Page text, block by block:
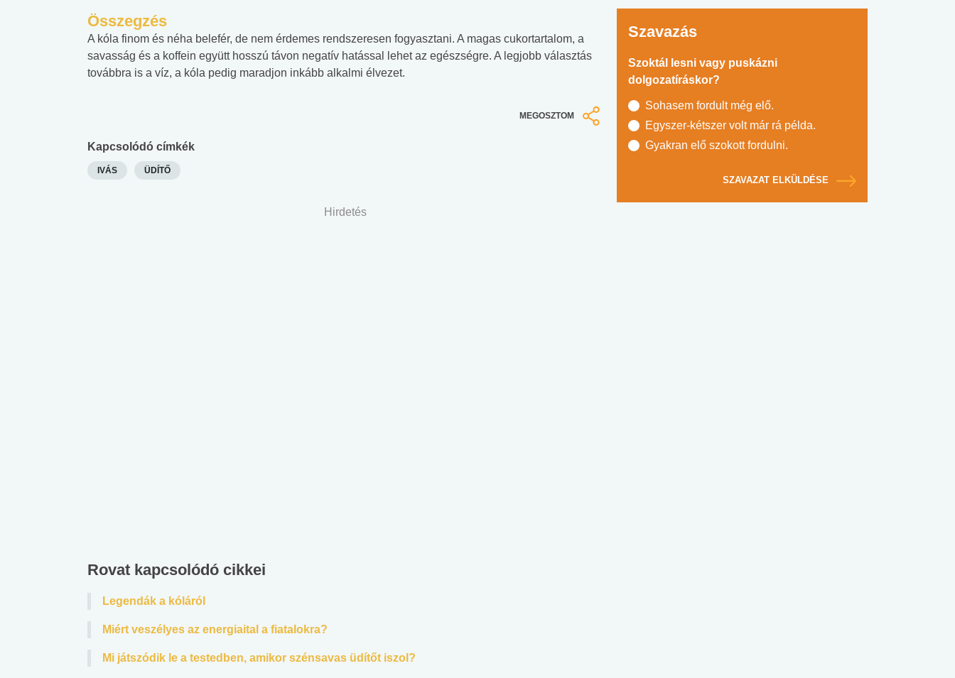
Összegzés
A kóla finom és néha belefér, de nem érdemes rendszeresen fogyasztani. A magas cukortartalom, a
savasság és a koffein együtt hosszú távon negatív hatással lehet az egészségre. A legjobb választás
továbbra is a víz, a kóla pedig maradjon inkább alkalmi élvezet.
MEGOSZTOM
Kapcsolódó címkék
IVÁS ÜDÍTŐ
Hirdetés
Rovat kapcsolódó cikkei
Legendák a kóláról
Miért veszélyes az energiaital a fiatalokra?
Mi játszódik le a testedben, amikor szénsavas üdítőt iszol?
Szavazás
Szoktál lesni vagy puskázni
dolgozatíráskor?
Sohasem fordult még elő.
Egyszer-kétszer volt már rá példa.
Gyakran elő szokott fordulni.
SZAVAZAT ELKÜLDÉSE